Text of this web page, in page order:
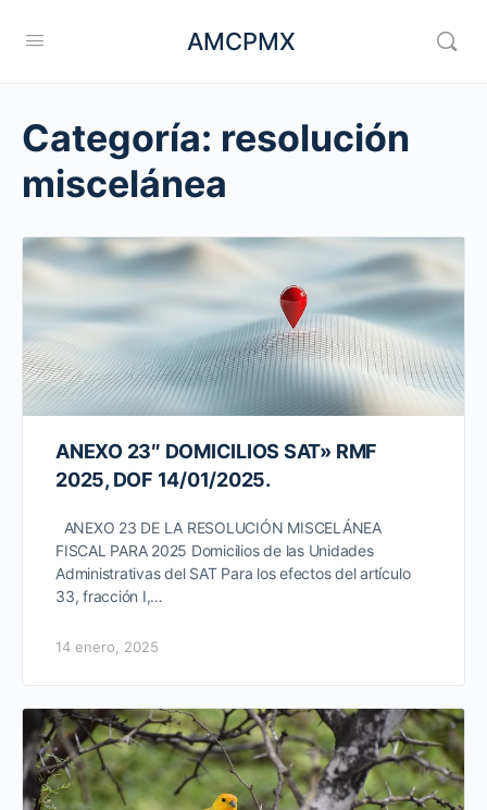
AMCPMX
Categoría: resolución
miscelánea
ANEXO 23″ DOMICILIOS SAT» RMF
2025, DOF 14/01/2025.
ANEXO 23 DE LA RESOLUCIÓN MISCELÁNEA
FISCAL PARA 2025 Domicilios de las Unidades
Administrativas del SAT Para los efectos del artículo
33, fracción I,…
14 enero, 2025